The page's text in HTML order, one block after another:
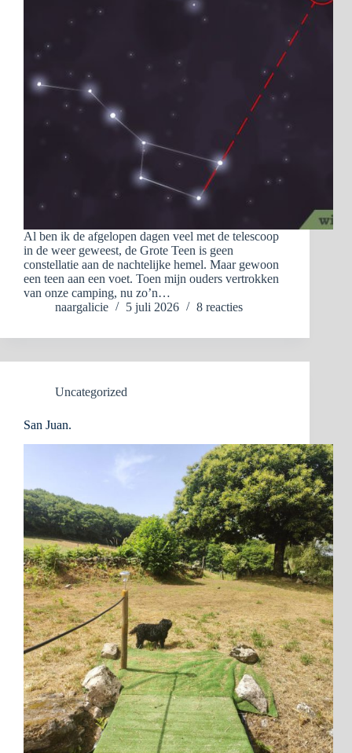
Al ben ik de afgelopen dagen veel met de telescoop
in de weer geweest, de Grote Teen is geen
constellatie aan de nachtelijke hemel. Maar gewoon
een teen aan een voet. Toen mijn ouders vertrokken
van onze camping, nu zo’n…
naargalicie
5 juli 2026 8 reacties
Uncategorized
San Juan.